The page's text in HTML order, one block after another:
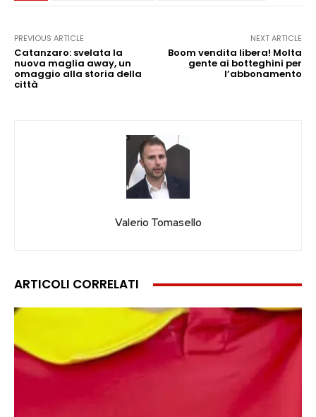
PREVIOUS ARTICLE
Catanzaro: svelata la
nuova maglia away, un
omaggio alla storia della
città
NEXT ARTICLE
Boom vendita libera! Molta
gente ai botteghini per
l’abbonamento
Valerio Tomasello
ARTICOLI CORRELATI